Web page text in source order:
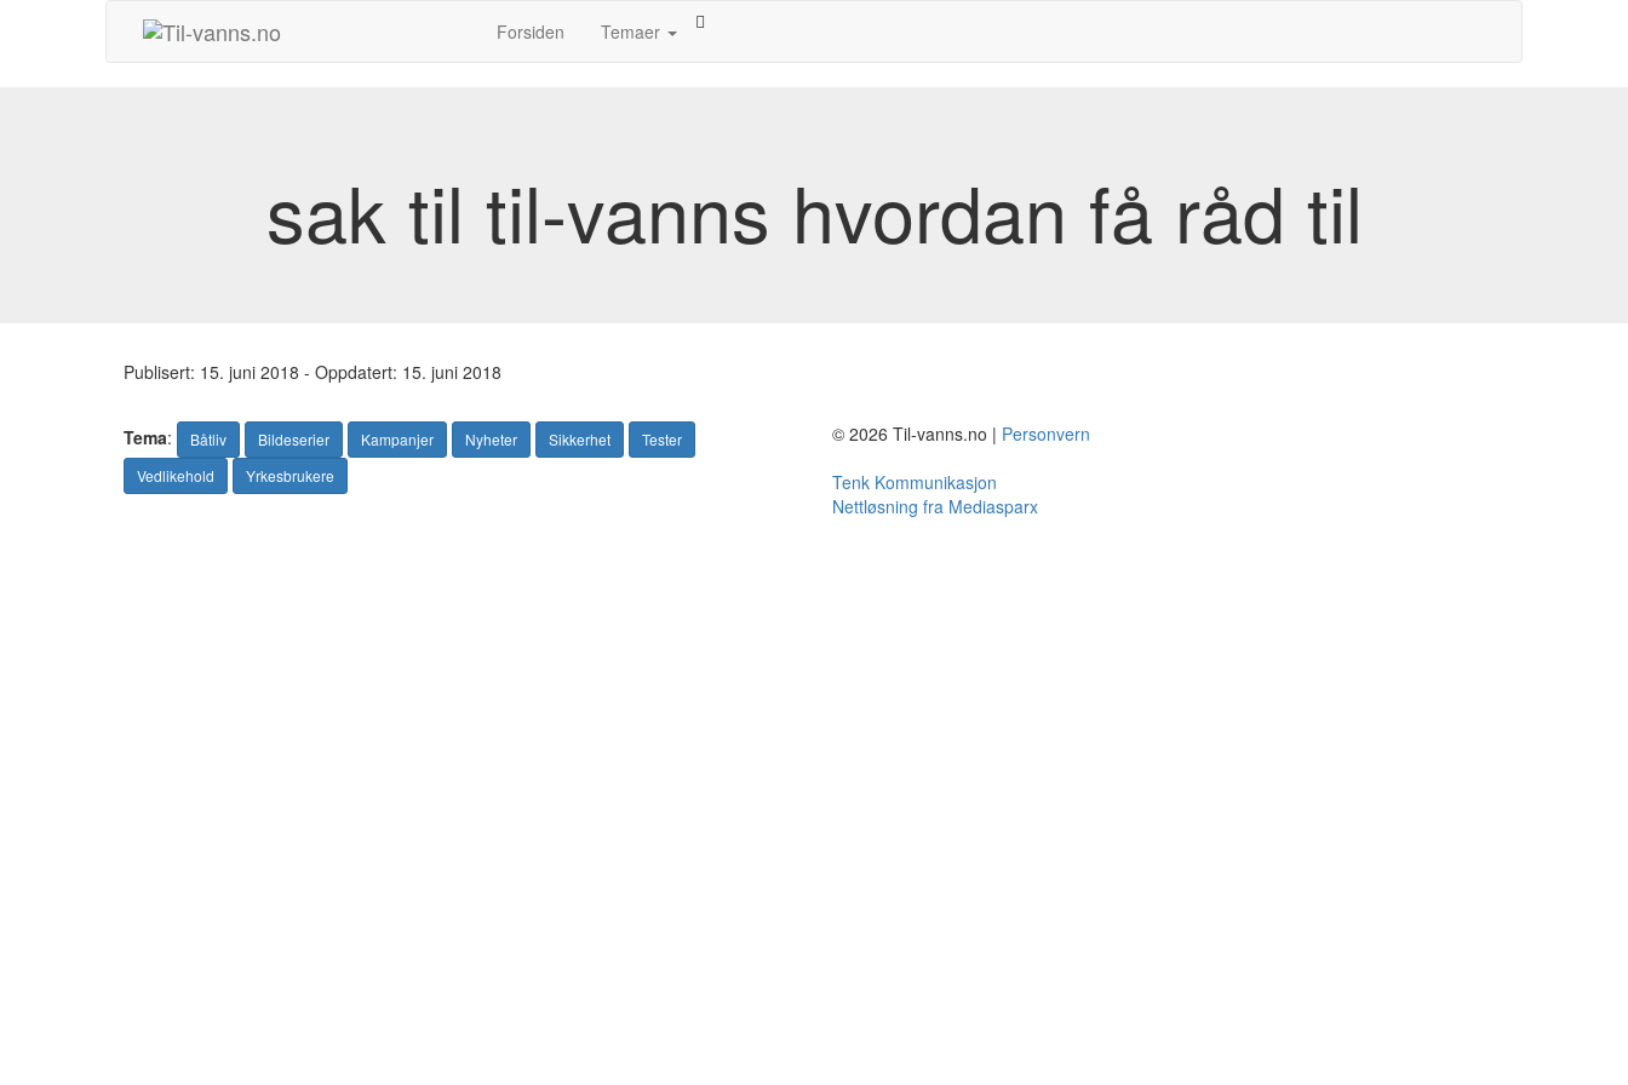
Forsiden Temaer
sak til til-vanns hvordan få råd til
Publisert: 15. juni 2018 - Oppdatert: 15. juni 2018
Tema: Båtliv Bildeserier Kampanjer Nyheter Sikkerhet
Tester
Vedlikehold
Yrkesbrukere
© 2026 Til-vanns.no | Personvern
Tenk Kommunikasjon
Nettløsning fra Mediasparx